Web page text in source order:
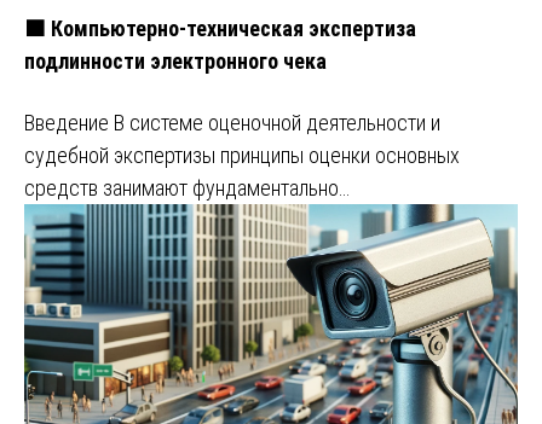
🟧 Компьютерно-техническая экспертиза
подлинности электронного чека
Введение В системе оценочной деятельности и
судебной экспертизы принципы оценки основных
средств занимают фундаментально…